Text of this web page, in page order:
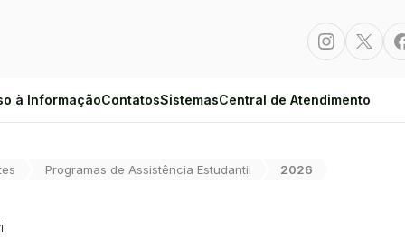
Instagram
à InformaçãoContatosSistemasCentral de Atendimento
Programas de Assistência Estudantil 2026